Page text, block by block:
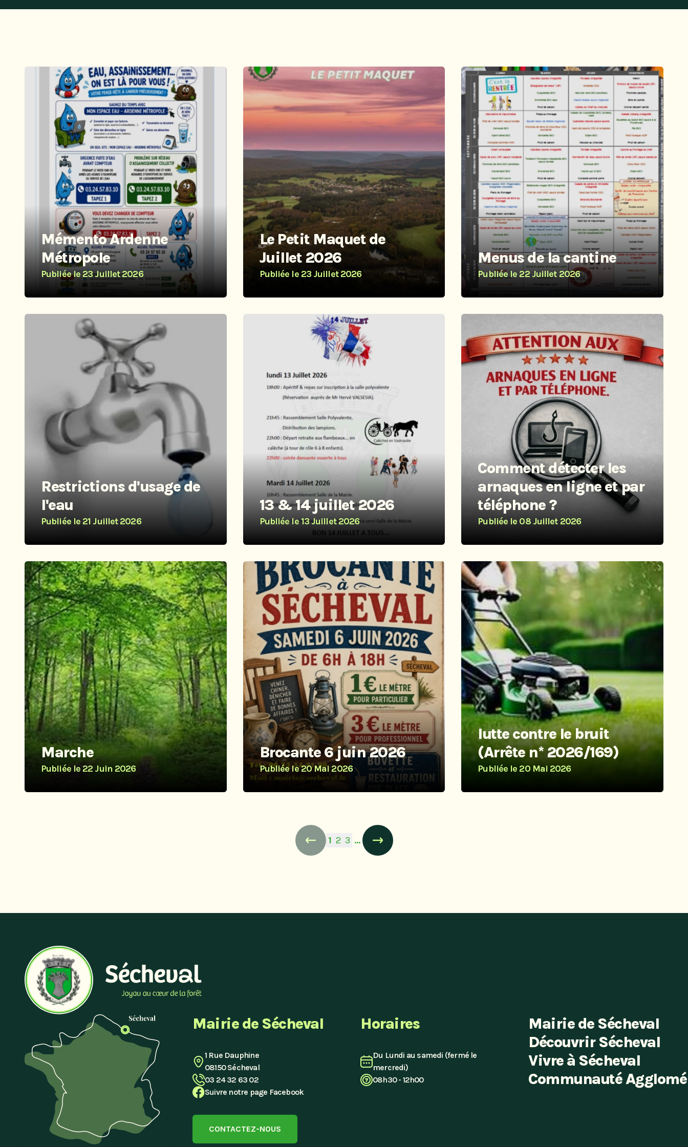
Mémento Ardenne
Métropole
Publiée le 23 Juillet 2026
Le Petit Maquet de
Juillet 2026
Publiée le 23 Juillet 2026
Menus de la cantine
Publiée le 22 Juillet 2026
Restrictions d'usage de
l'eau
Publiée le 21 Juillet 2026
13 & 14 juillet 2026
Publiée le13 Juillet 2026
Comment détecter les
arnaques en ligne et par
téléphone ?
Publiée le 08 Juillet 2026
Marche
Publiée le 22 Juin 2026
Brocante 6 juin 2026
Publiée le20 Mai 2026
lutte contre le bruit
(Arrête n* 2026/169)
Publiée le 20 Mai 2026
Précédent
1 2 3 …4 Page suivante
Mairie de Sécheval
1 Rue Dauphine
08150 Sécheval
03 24 32 63 02
Suivre notre page Facebook
CONTACTEZ-NOUS
Horaires
Du Lundi au samedi (fermé le
mercredi)
08h30 - 12h00
Mairie de Sécheval
Découvrir Sécheval
Vivre à Sécheval
Communauté